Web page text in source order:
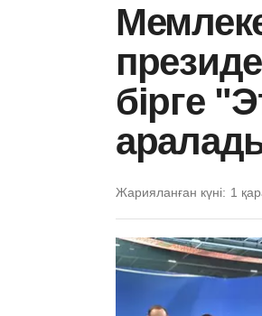
бірге
Жарияланған күні: 1